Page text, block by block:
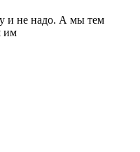
и не надо. А мы тем
им